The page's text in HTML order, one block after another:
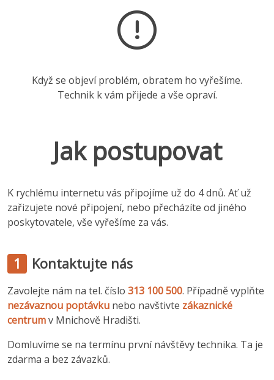
Když se objeví problém, obratem ho vyřešíme.
Technik k vám přijede a vše opraví.
Jak postupovat
K rychlému internetu vás připojíme už do 4 dnů. Ať už
zařizujete nové připojení, nebo přecházíte od jiného
poskytovatele, vše vyřešíme za vás.
1 Kontaktujte nás
Zavolejte nám na tel. číslo 313 100 500. Případně vyplňte
nezávaznou poptávku nebo navštivte zákaznické
centrumv Mnichově Hradišti.
Domluvíme se na termínu první návštěvy technika. Ta je
zdarma a bez závazků.